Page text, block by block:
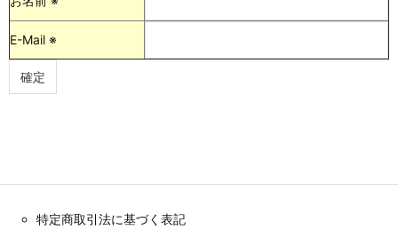
E-Mail ※
特定商取引法に基づく表記